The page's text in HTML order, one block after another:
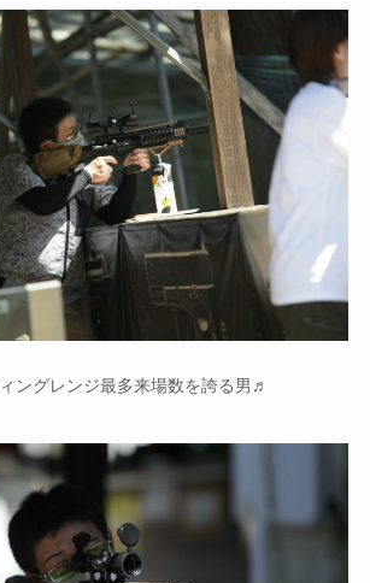
ングレンジ最多来場数を誇る男♬